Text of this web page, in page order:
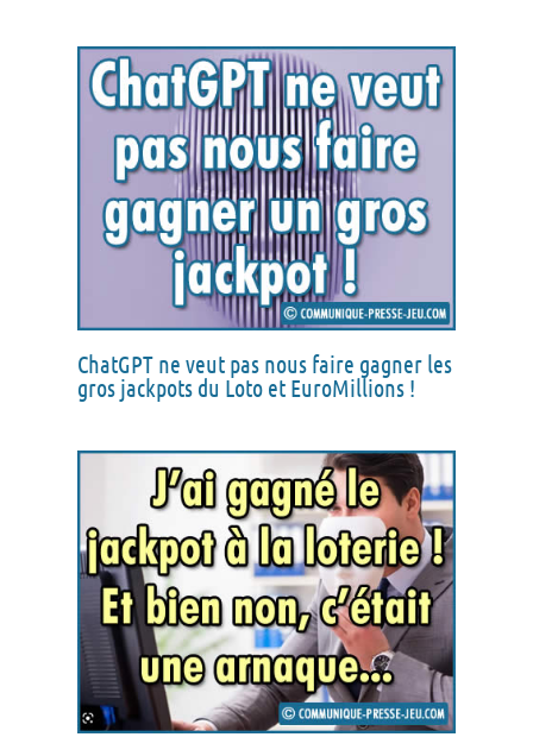
ChatGPT ne veut pas nous faire gagner les
gros jackpots du Loto et EuroMillions !